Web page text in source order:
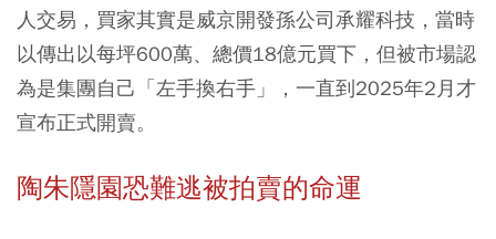
人交易，買家其實是威京開發孫公司承耀科技，當時
以傳出以每坪600萬、總價18億元買下，但被市場認
為是集團自己「左手換右手」，一直到2025年2月才
宣布正式開賣。
陶朱隱園恐難逃被拍賣的命運